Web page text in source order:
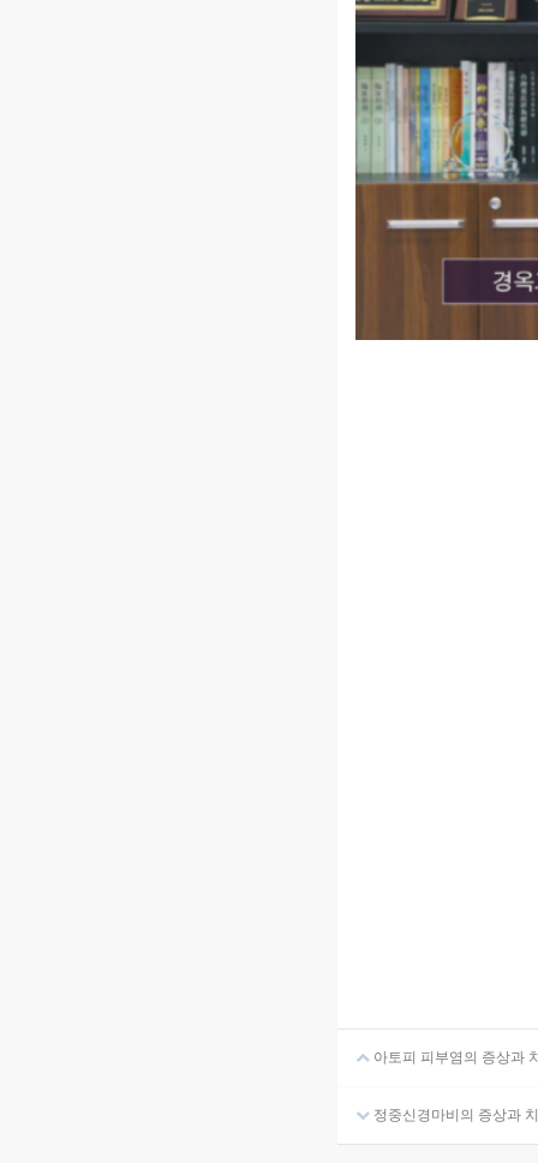
아토피 피부염의 증상과
정중신경마비의 증상과